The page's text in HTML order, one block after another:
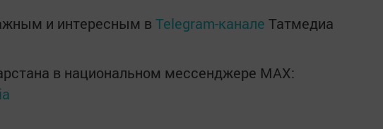
и интересным в Telegram-канале Татмедиа
в национальном мессенджере MАХ: